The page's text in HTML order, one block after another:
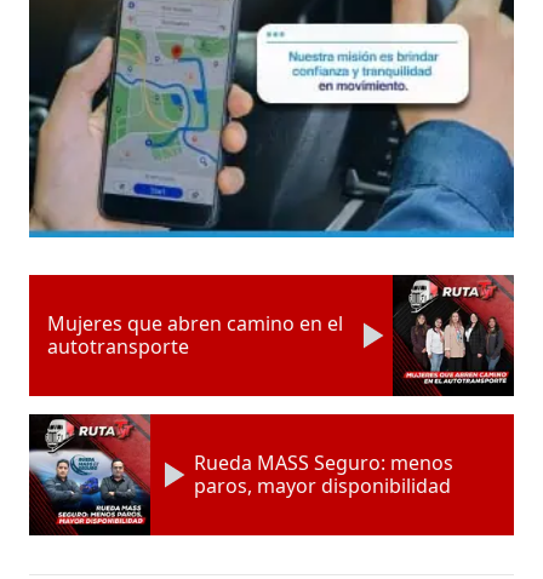
Mujeres que abren camino en el
autotransporte
Rueda MASS Seguro: menos
paros, mayor disponibilidad